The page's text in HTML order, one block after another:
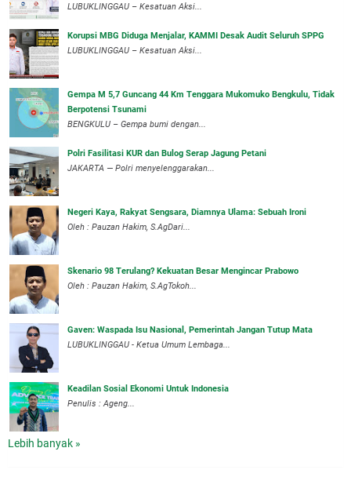
‎LUBUKLINGGAU – Kesatuan Aksi...
Korupsi MBG Diduga Menjalar, KAMMI Desak Audit Seluruh SPPG
‎LUBUKLINGGAU – Kesatuan Aksi...
Gempa M 5,7 Guncang 44 Km Tenggara Mukomuko Bengkulu, Tidak
Berpotensi Tsunami
BENGKULU – Gempa bumi dengan...
Polri Fasilitasi KUR dan Bulog Serap Jagung Petani
JAKARTA — Polri menyelenggarakan...
Negeri Kaya, Rakyat Sengsara, Diamnya Ulama: Sebuah Ironi
Oleh : Pauzan Hakim, S.AgDari...
Skenario 98 Terulang? Kekuatan Besar Mengincar Prabowo
Oleh : Pauzan Hakim, S.AgTokoh...
Gaven: Waspada Isu Nasional, Pemerintah Jangan Tutup Mata
LUBUKLINGGAU - Ketua Umum Lembaga...
Keadilan Sosial Ekonomi Untuk Indonesia
Penulis : Ageng...
Lebih banyak »